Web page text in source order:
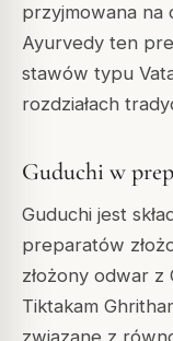
przyjmowana na
Ayurvedy ten
stawów typu
rozdziałach
Guduchi w
Guduchi jest
preparatów
złożony odwar z
Tiktakam